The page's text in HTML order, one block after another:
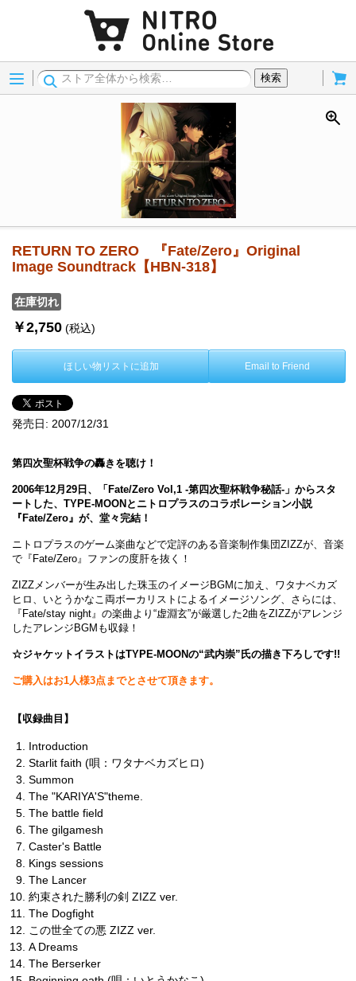
Menu
検索
RETURN TO ZERO 『Fate/Zero』Original
Image Soundtrack【HBN-318】
在庫切れ
￥2,750 (税込)
ほしい物リストに追加 Email to Friend
発売日: 2007/12/31
第四次聖杯戦争の轟きを聴け！
2006年12月29日、「Fate/Zero Vol,1 -第四次聖杯戦争秘話-」からスタ
ートした、TYPE-MOONとニトロプラスのコラボレーション小説
『Fate/Zero』が、堂々完結！
ニトロプラスのゲーム楽曲などで定評のある音楽制作集団ZIZZが、音楽
で『Fate/Zero』ファンの度肝を抜く！
ZIZZメンバーが生み出した珠玉のイメージBGMに加え、ワタナベカズ
ヒロ、いとうかなこ両ボーカリストによるイメージソング、さらには、
『Fate/stay night』の楽曲より“虚淵玄”が厳選した2曲をZIZZがアレンジ
したアレンジBGMも収録！
☆ジャケットイラストはTYPE-MOONの“武内崇”氏の描き下ろしです!!
ご購入はお1人様3点までとさせて頂きます。
【収録曲目】
Introduction
Starlit faith (唄：ワタナベカズヒロ)
Summon
The "KARIYA'S"theme.
The battle field
The gilgamesh
Caster's Battle
Kings sessions
The Lancer
約束された勝利の剣 ZIZZ ver.
The Dogfight
この世全ての悪 ZIZZ ver.
A Dreams
The Berserker